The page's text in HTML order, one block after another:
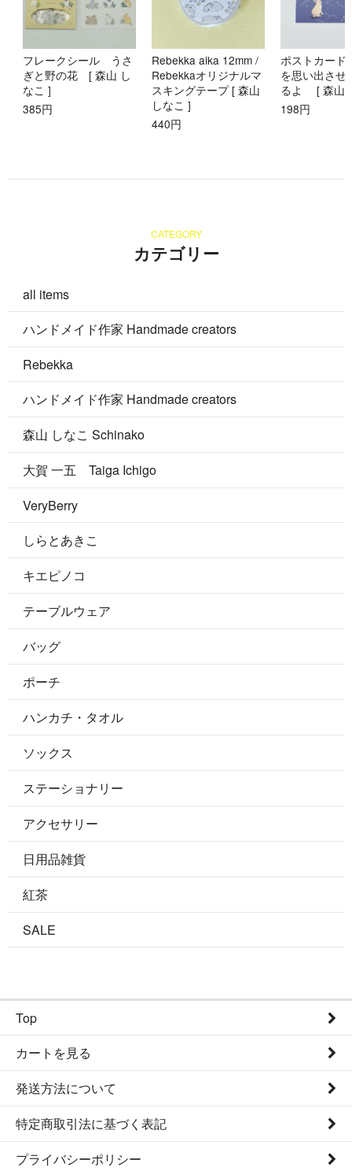
フレークシール うさ
ぎと野の花 [ 森山 し
なこ ]
385円
Rebekka aika 12mm /
Rebekkaオリジナルマ
スキングテープ [ 森山
しなこ ]
440円
ポストカー
を思い出させ
るよ [ 森山
198円
CATEGORY
カテゴリー
all items
ハンドメイド作家 Handmade creators
Rebekka
ハンドメイド作家 Handmade creators
森山 しなこ Schinako
大賀 一五 Taiga Ichigo
VeryBerry
しらとあきこ
キエピノコ
テーブルウェア
バッグ
ポーチ
ハンカチ・タオル
ソックス
ステーショナリー
アクセサリー
日用品雑貨
紅茶
SALE
Top
カートを見る
発送方法について
特定商取引法に基づく表記
プライバシーポリシー